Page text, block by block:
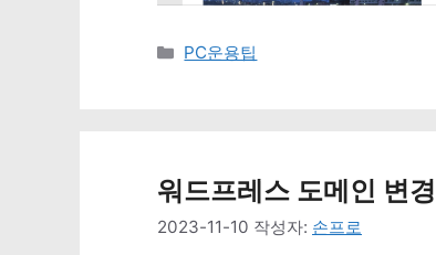
카
PC운용팁
워드프레스 도메인 변
2023-11-10 작성자: 손프로